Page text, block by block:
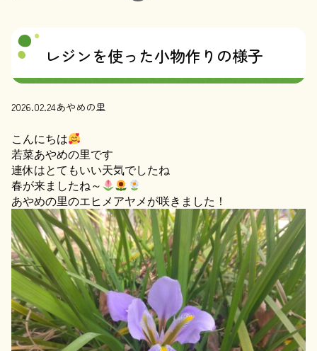
レジンを使った小物作りの様子
2026.02.24あやめの里
こんにちは
若菜あやめの里です
連休はとてもいい天気でしたね
春が来ましたね～
あやめの里のエヒメアヤメが咲きました！